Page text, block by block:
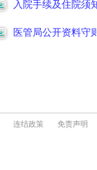
连结政策
免责声明